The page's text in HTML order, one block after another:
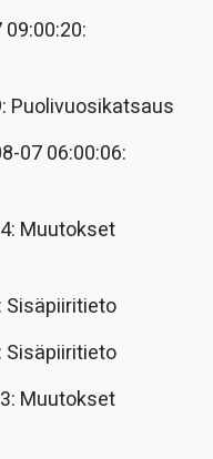
Puolivuosikatsaus
07 06:00:06:
Muutokset
Sisäpiiritieto
Sisäpiiritieto
Muutokset